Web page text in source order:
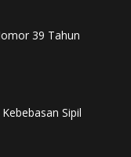
39 Tahun
Sipil